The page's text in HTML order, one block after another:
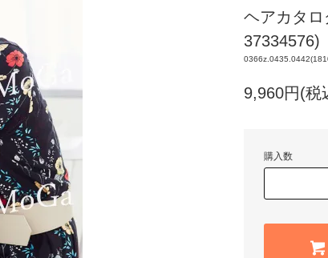
ヘアカタ
37334576)
9,960円(税
購入数